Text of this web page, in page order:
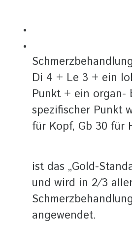
Di 4 + Le 3 + ein
Punkt + ein organ-
spezifischer Punkt
für Kopf, Gb 30 für
ist das „Gold-
und wird in 2⁄3
angewendet.